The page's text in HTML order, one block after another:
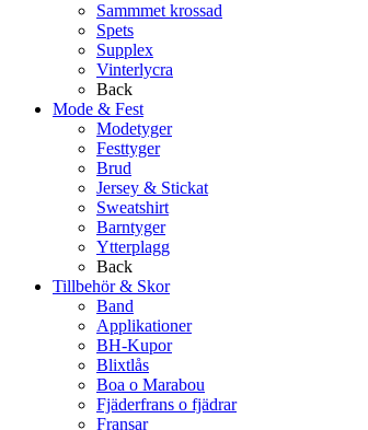
Sammmet krossad
Spets
Supplex
Vinterlycra
Back
Mode & Fest
Modetyger
Festtyger
Brud
Jersey & Stickat
Sweatshirt
Barntyger
Ytterplagg
Back
Tillbehör & Skor
Band
Applikationer
BH-Kupor
Blixtlås
Boa o Marabou
Fjäderfrans o fjädrar
Fransar